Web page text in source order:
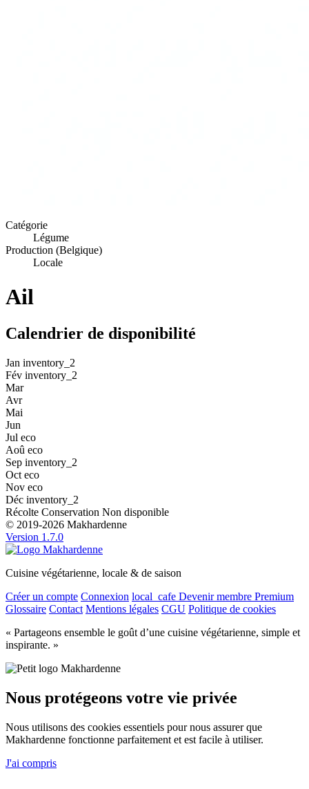
Catégorie
Légume
Production (Belgique)
Locale
Ail
Calendrier de disponibilité
Jan inventory_2
Fév inventory_2
Mar
Avr
Mai
Jun
Jul eco
Aoû eco
Sep inventory_2
Oct eco
Nov eco
Déc inventory_2
Récolte Conservation Non disponible
© 2019-2026 Makhardenne
Version 1.7.0
Cuisine végétarienne, locale & de saison
Créer un compte Connexion local_cafe Devenir membre Premium
Glossaire Contact Mentions légales CGU Politique de cookies
« Partageons ensemble le goût d’une cuisine végétarienne, simple et
inspirante. »
Nous protégeons votre vie privée
Nous utilisons des cookies essentiels pour nous assurer que
Makhardenne fonctionne parfaitement et est facile à utiliser.
J'ai compris